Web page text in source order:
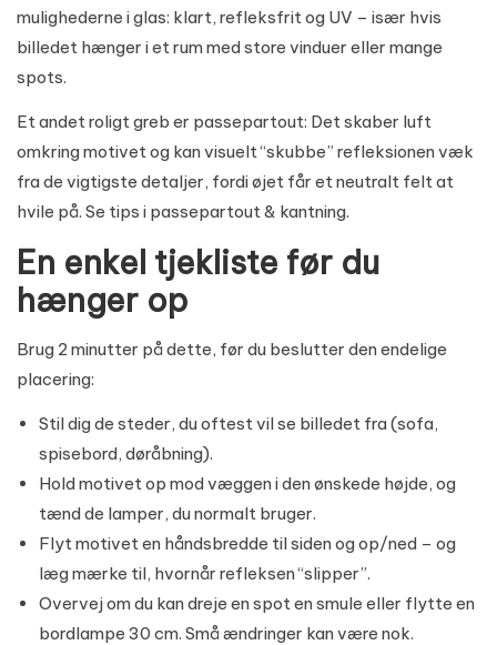
mulighederne iglas: klart, refleksfrit og UV – især hvis
billedet hænger i et rum med store vinduer eller mange
spots.
Et andet roligt greb er passepartout: Det skaber luft
omkring motivet og kan visuelt “skubbe” refleksionen væk
fra de vigtigste detaljer, fordi øjet får et neutralt felt at
hvile på. Se tips i passepartout & kantning.
En enkel tjekliste før du
hænger op
Brug 2 minutter på dette, før du beslutter den endelige
placering:
Stil dig de steder, du oftest vil se billedet fra (sofa,
spisebord, døråbning).
Hold motivet op mod væggen i den ønskede højde, og
tænd de lamper, du normalt bruger.
Flyt motivet en håndsbredde til siden og op/ned – og
læg mærke til, hvornår refleksen “slipper”.
Overvej om du kan dreje en spot en smule eller flytte en
bordlampe 30 cm. Små ændringer kan være nok.